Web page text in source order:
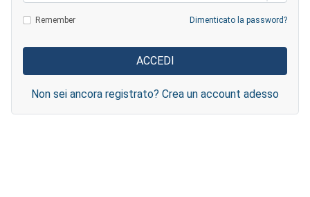
Remember Dimenticato la password?
Non sei ancora registrato? Crea un account adesso